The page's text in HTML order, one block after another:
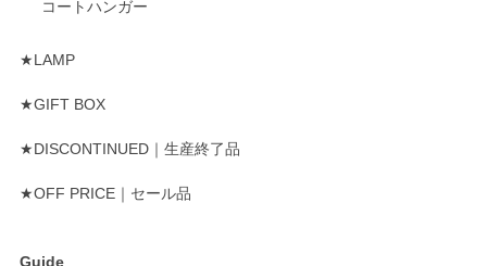
コートハンガー
★LAMP
★GIFT BOX
★DISCONTINUED｜生産終了品
★OFF PRICE｜セール品
Guide